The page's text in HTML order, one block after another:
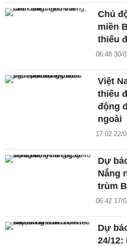
Chủ
miền
thiếu
06:48 30/
Việt
thiếu
động
ngoài
17:02 22/
Dự
Nắng
trùm
06:42 17/
Dự
24/12: